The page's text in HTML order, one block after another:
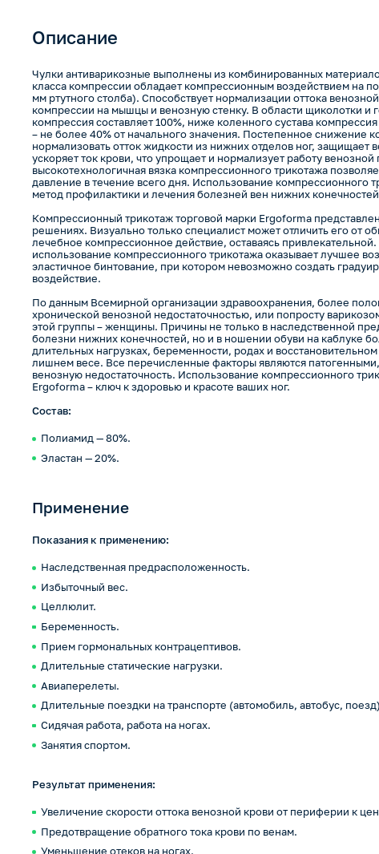
Описание
Чулки антиварикозные выполнены из комбинированных
класса компрессии обладает компрессионным воздействием на
мм ртутного столба). Способствует нормализации оттока
компрессии на мышцы и венозную стенку. В области щиколотки и
компрессия составляет 100%, ниже коленного сустава
– не более 40% от начального значения. Постепенное снижение
нормализовать отток жидкости из нижних отделов ног, защищает
ускоряет ток крови, что упрощает и нормализует работу
высокотехнологичная вязка компрессионного трикотажа
давление в течение всего дня. Использование компрессионного
метод профилактики и лечения болезней вен нижних
Компрессионный трикотаж торговой марки Ergoforma
решениях. Визуально только специалист может отличить его от
лечебное компрессионное действие, оставаясь
использование компрессионного трикотажа оказывает лучшее
эластичное бинтование, при котором невозможно создать
воздействие.
По данным Всемирной организации здравоохранения, более
хронической венозной недостаточностью, или попросту
этой группы – женщины. Причины не только в наследственной
болезни нижних конечностей, но и в ношении обуви на каблуке
длительных нагрузках, беременности, родах и
лишнем весе. Все перечисленные факторы являются
венозную недостаточность. Использование компрессионного
Ergoforma – ключ к здоровью и красоте ваших ног.
Состав:
Полиамид — 80%.
Эластан — 20%.
Применение
Показания к применению:
Наследственная предрасположенность.
Избыточный вес.
Целлюлит.
Беременность.
Прием гормональных контрацептивов.
Длительные статические нагрузки.
Авиаперелеты.
Длительные поездки на транспорте (автомобиль, автобус,
Сидячая работа, работа на ногах.
Занятия спортом.
Результат применения:
Увеличение скорости оттока венозной крови от периферии к
Предотвращение обратного тока крови по венам.
Уменьшение отеков на ногах.